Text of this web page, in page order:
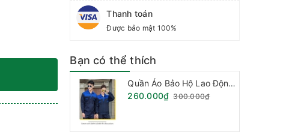
Thanh toán
Được bảo mật 100%
Bạn có thể thích
Quần Áo Bảo Hộ Lao Động - Vải Kaki Pang RIm Hàn Quốc
260.000₫ 300.000₫